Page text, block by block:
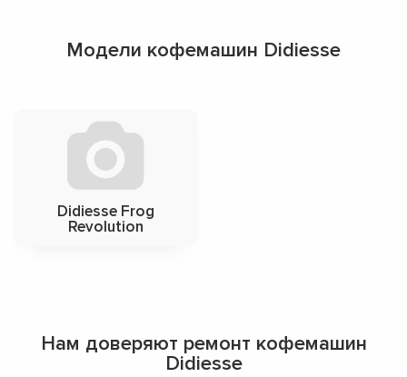
Модели кофемашин Didiesse
Didiesse Frog
Revolution
Нам доверяют ремонт кофемашин
Didiesse